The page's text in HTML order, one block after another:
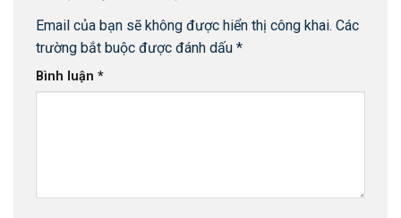
Email của bạn sẽ không được hiển thị công khai. Các
trường bắt buộc được đánh dấu *
Bình luận *